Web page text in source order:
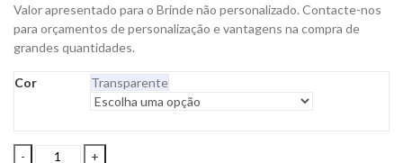
Valor apresentado para o Brinde não personalizado. Contacte-nos
para orçamentos de personalização e vantagens na compra de
grandes quantidades.
Cor Transparente
Bolsa